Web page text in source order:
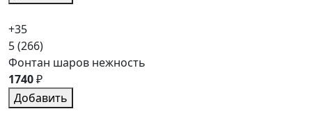
+35
5(266)
Фонтан шаров нежность
1740₽
Добавить